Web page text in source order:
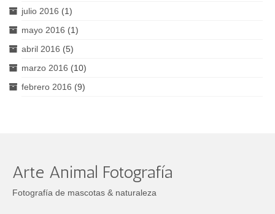
julio 2016 (1)
mayo 2016 (1)
abril 2016 (5)
marzo 2016 (10)
febrero 2016 (9)
Arte Animal Fotografía
Fotografía de mascotas & naturaleza